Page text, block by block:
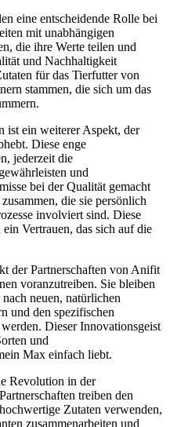
eine entscheidende Rolle bei
mit unabhängigen
​die ihre Werte teilen und
und Nachhaltigkeit
für das Tierfutter von
stammen, die sich um ​das
ist ein weiterer Aspekt, der
Diese enge
jederzeit‌ die
und
bei der Qualität gemacht
die sie persönlich
involviert sind. Diese
Vertrauen, das sich ⁣auf die⁢
der Partnerschaften von Anifit
voranzutreiben. Sie bleiben
neuen, natürlichen
und den spezifischen
Dieser Innovationsgeist
‌und
Max einfach liebt.
Revolution in der
treiben den
⁤Zutaten verwenden,
zusammenarbeiten und